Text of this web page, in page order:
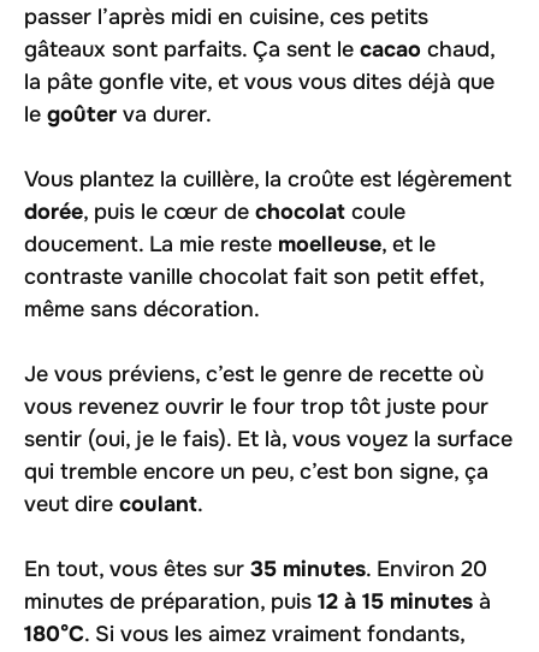
passer l’après midi en cuisine, ces petits
gâteaux sont parfaits. Ça sent le cacao chaud,
la pâte gonfle vite, et vous vous dites déjà que
le goûter va durer.
Vous plantez la cuillère, la croûte est légèrement
dorée, puis le cœur de chocolat coule
doucement. La mie reste moelleuse, et le
contraste vanille chocolat fait son petit effet,
même sans décoration.
Je vous préviens, c’est le genre de recette où
vous revenez ouvrir le four trop tôt juste pour
sentir (oui, je le fais). Et là, vous voyez la surface
qui tremble encore un peu, c’est bon signe, ça
veut dire coulant.
En tout, vous êtes sur 35 minutes. Environ 20
minutes de préparation, puis 12 à 15 minutes à
180°C. Si vous les aimez vraiment fondants,